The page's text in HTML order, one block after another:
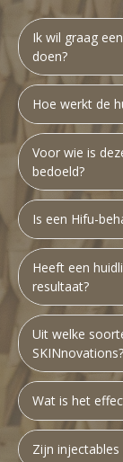
Ik wil graag
doen?
Hoe werkt de
Voor wie is
bedoeld?
Is een Hifu-
Heeft een
resultaat?
Uit welke
SKINnovations?
Wat is het
Zijn